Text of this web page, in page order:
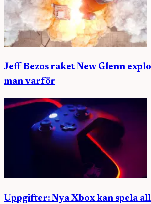
Jeff Bezos raket New Glenn
man varför
Uppgifter: Nya Xbox kan spela